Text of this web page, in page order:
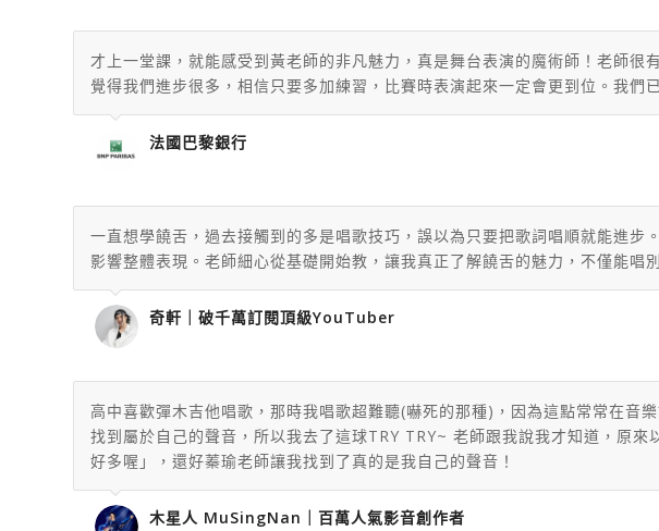
才上一堂課，就能感受到黃老師的非凡魅力， 真是舞台表演的魔術師！老師很
覺得我們進步很多，相信只要多加練習， 比賽時表演起來一定會更到位。 我們
法國巴黎銀行
一直想學饒舌，過去接觸到的多是唱歌技巧，誤以為只要把歌詞唱順就能進
影響整體表現。老師細心從基礎開始教，讓我真正了解饒舌的魅力，不僅能
奇軒｜破千萬訂閱頂級YouTuber
高中喜歡彈木吉他唱歌，那時我唱歌超難聽(嚇死的那種)， 因為這點常常在音
找到屬於自己的聲音， 所以我去了這球TRY TRY~ 老師跟我說我才知道， 原來
好多喔」， 還好蓁瑜老師讓我找到了真的是我自己的聲音！
木星人 MuSingNan｜百萬人氣影音創作者